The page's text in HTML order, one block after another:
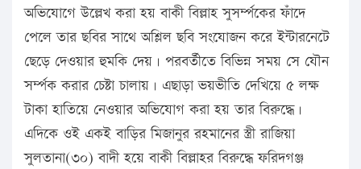
অভিযোগে উল্লেখ করা হয় বাকী বিল্লাহ সুসর্ম্পকের ফাঁদে
পেলে তার ছবির সাথে অশ্লিল ছবি সংযোজন করে ইন্টারনেটে
ছেড়ে দেওয়ার হুমকি দেয়। পরবর্তীতে বিভিন্ন সময় সে যৌন
সর্ম্পক করার চেষ্টা চালায়। এছাড়া ভয়ভীতি দেখিয়ে ৫ লক্ষ
টাকা হাতিয়ে নেওয়ার অভিযোগ করা হয় তার বিরুদ্ধে।
এদিকে ওই একই বাড়ির মিজানুর রহমানের স্ত্রী রাজিয়া
সুলতানা(৩০) বাদী হয়ে বাকী বিল্লাহর বিরুদ্ধে ফরিদগঞ্জ